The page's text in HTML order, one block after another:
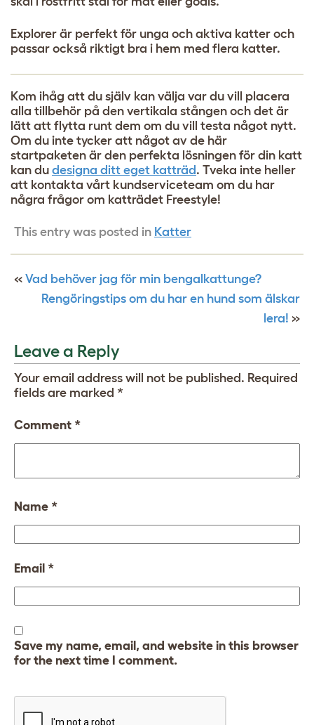
Explorer är perfekt för unga och aktiva katter och
passar också riktigt bra i hem med flera katter.
Kom ihåg att du själv kan välja var du vill placera
alla tillbehör på den vertikala stången och det är
lätt att flytta runt dem om du vill testa något nytt.
Om du inte tycker att något av de här
startpaketen är den perfekta lösningen för din katt
kan du designa ditt eget katträd. Tveka inte heller
att kontakta vårt kundserviceteam om du har
några frågor om katträdet Freestyle!
This entry was posted in Katter
« Vad behöver jag för min bengalkattunge?
Rengöringstips om du har en hund som älskar
lera! »
Leave a Reply
Your email address will not be published. Required
fields are marked *
Comment *
Name *
Email *
Save my name, email, and website in this browser
for the next time I comment.